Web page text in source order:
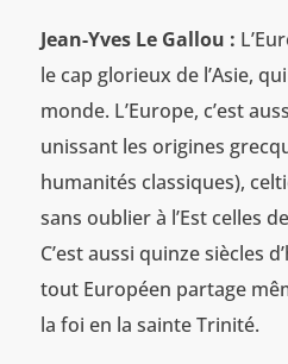
Jean-Yves Le Gallou :
le cap glorieux de l’Asie,
monde. L’Europe, c’est
unissant les origines
humanités classiques),
sans oublier à l’Est celles
C’est aussi quinze siècles
tout Européen partage
la foi en la sainte Trinité.